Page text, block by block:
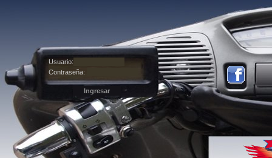
Usuario:
Contraseña: